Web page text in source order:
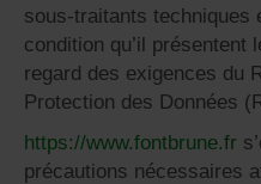
sous-traitants techniques
condition qu’il présentent
regard des exigences du
Protection des Données
https://www.fontbrune.fr
précautions nécessaires